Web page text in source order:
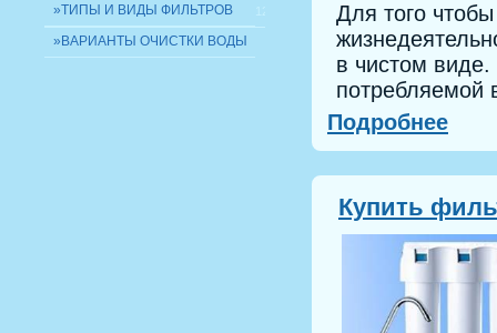
»ТИПЫ И ВИДЫ ФИЛЬТРОВ
»ВАРИАНТЫ ОЧИСТКИ ВОДЫ
Для того
в чистом
потребляемой
Подробнее
Купить